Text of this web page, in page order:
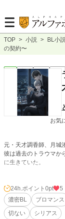
TOP > 小説 > BL小
の契約〜
完結 長編
お気
元・天才調香師、月城
彼は過去のトラウマか
に生きていた。
そんな彼の前に現れ
い）。
傲慢で冷徹なその男は
「君を買いに来た」――
24h.ポイント 0pt
5
濃密BL
ブロマンス
切ない
シリアス